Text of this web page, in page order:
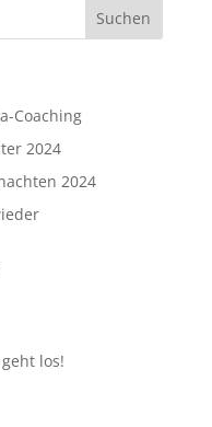
Coaching
2024
2024
geht los!